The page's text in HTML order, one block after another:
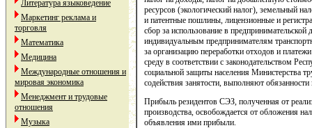
Литература языковедение
Маркетинг реклама и
торговля
Математика
Медицина
Международные отношения и
мировая экономика
Менеджмент и трудовые
отношения
Музыка
ресурсов (экологический налог), земельный
и патентные пошлины, лицензионные и
сбор за использование в
индивидуальным предпринимателям
за организацию переработки отходов и
среду в соответствии с законодательством
социальной защиты населения Министерства
содействия занятости, выполняют
Прибыль резидентов СЭЗ, полученная от
производства, освобождается от обложения
объявления ими прибыли.